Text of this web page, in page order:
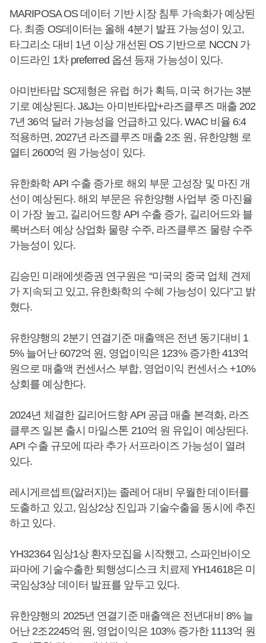
MARIPOSA OS 데이터 기반 시장 침투 가속화가 예상된
다. 최종 OS데이터는 올해 4분기 발표 가능성이 있고,
타그리소 대비 1년 이상 개선된 OS 기반으로 NCCN 가
이드라인 1차 preferred 옵션 등재 가능성이 있다.
아미반타맙 SC제형은 유럽 허가 획득, 미국 허가는 3분
기로 예상된다. J&J는 아미반타맙+라즈클루즈 매출 202
7년 36억 달러 가능성을 언급하고 있다. WAC 비율 6:4
적용하면, 2027년 라즈클루즈 매출 2조 원, 유한양행 로
열티 2600억 원 가능성이 있다.
유한화학 API 수출 증가로 해외 부문 고성장 및 마진 개
선이 예상된다. 해외 부문은 유한양행 사업부 중 마진율
이 가장 높고, 길리어드향 API 수출 증가, 길리어드와 블
록버스터 예상 상업화 물량 수주, 라즈클루즈 물량 수주
가능성이 있다.
김승민 미래에셋증권 연구원은 “미국의 중국 업체 견제
가 지속되고 있고, 유한화학의 수혜 가능성이 있다”고 밝
혔다.
유한양행의 2분기 연결기준 매출액은 전년 동기대비 1
5% 늘어난 6072억 원, 영업이익은 123% 증가한 413억
원으로 매출액 컨센서스 부합, 영업이익 컨센서스 +10%
상회를 예상한다.
2024년 체결한 길리어드향 API 공급 매출 본격화, 라즈
클루즈 일본 출시 마일스톤 210억 원 유입이 예상된다.
API 수출 규모에 따라 추가 서프라이즈 가능성이 열려
있다.
레시게르셉트(알러지)는 졸레어 대비 우월한 데이터를
도출하고 있고, 임상2상 진입과 기술수출을 동시에 추진
하고 있다.
YH32364 임상1상 환자모집을 시작했고, 스파인바이오
파마에 기술수출한 퇴행성디스크 치료제 YH14618은 미
국임상3상 데이터 발표를 앞두고 있다.
유한양행의 2025년 연결기준 매출액은 전년대비 8% 늘
어난 2조2245억 원, 영업이익은 103% 증가한 1113억 원